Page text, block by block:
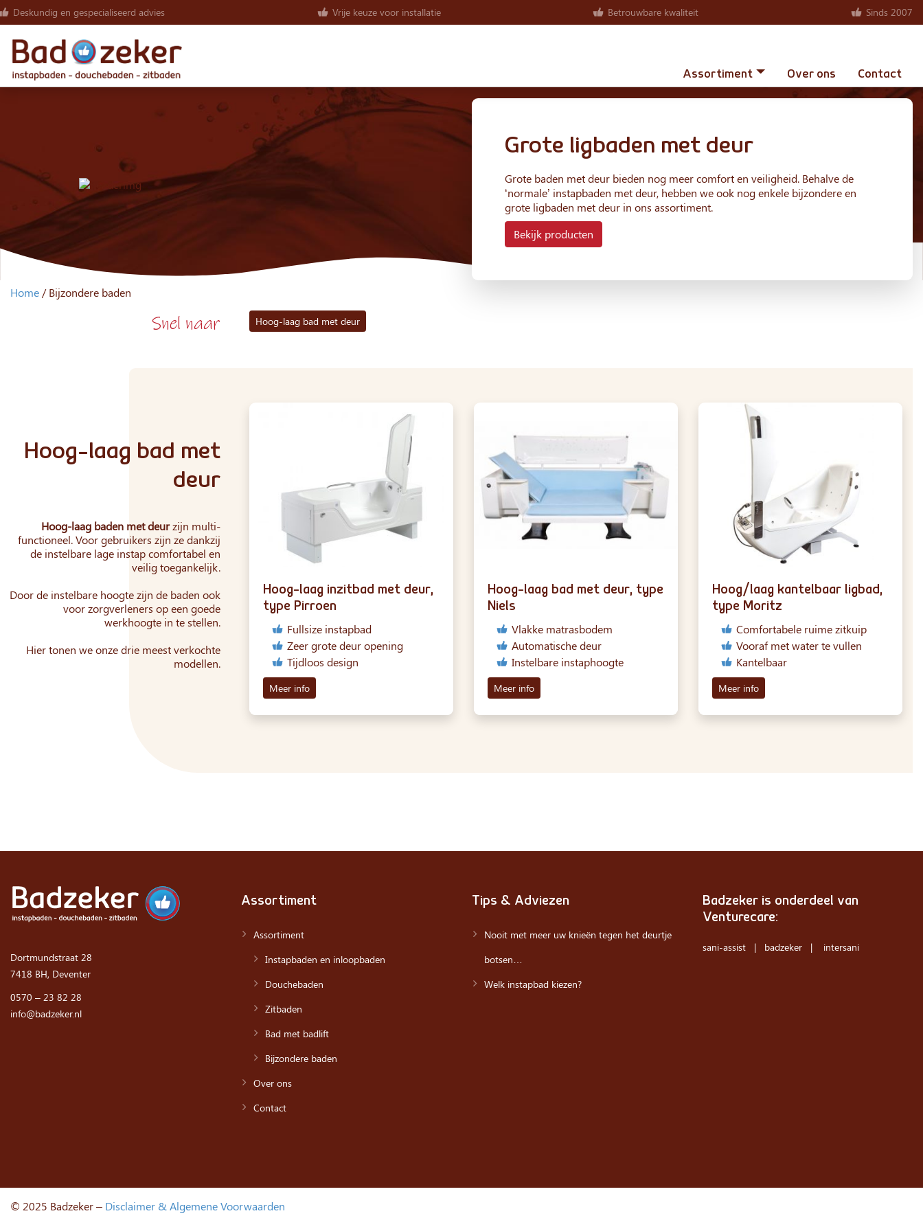
Deskundig en gespecialiseerd advies Vrije keuze voor installatie Betrouwbare kwaliteit Sinds 2007
Assortiment Over ons Contact
Grote ligbaden met deur
Grote baden met deur bieden nog meer comfort en veiligheid. Behalve de
‘normale’ instapbaden met deur, hebben we ook nog enkele bijzondere en
grote ligbaden met deur in ons assortiment.
Bekijk producten
Home /Bijzondere baden
Snel naar Hoog-laag bad met deur
Hoog-laag bad met
deur
Hoog-laag baden met deurzijn multi-
functioneel. Voor gebruikers zijn ze dankzij
de instelbare lage instap comfortabel en
veilig toegankelijk.
Door de instelbare hoogte zijn de baden ook
voor zorgverleners op een goede
werkhoogte in te stellen.
Hier tonen we onze drie meest verkochte
modellen.
Hoog-laag inzitbad met deur,
type Pirroen
Fullsize instapbad
Zeer grote deur opening
Tijdloos design
Meer info
Hoog-laag bad met deur, type
Niels
Vlakke matrasbodem
Automatische deur
Instelbare instaphoogte
Meer info
Hoog/laag kantelbaar ligbad,
type Moritz
Comfortabele ruime zitkuip
Vooraf met water te vullen
Kantelbaar
Meer info
Dortmundstraat 28
7418 BH, Deventer
0570 – 23 82 28
info@badzeker.nl
Assortiment
Assortiment
Instapbaden en inloopbaden
Douchebaden
Zitbaden
Bad met badlift
Bijzondere baden
Over ons
Contact
Tips & Adviezen
Nooit met meer uw knieën tegen het deurtje
botsen…
Welk instapbad kiezen?
Badzeker is onderdeel van
Venturecare:
sani-assist | badzeker | intersani
© 2025 Badzeker – Disclaimer & Algemene Voorwaarden